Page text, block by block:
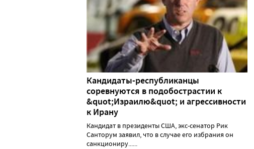
Кандидаты-республиканцы
соревнуются в подобострастии к
&quot;Израилю&quot; и агрессивности
к Ирану
Кандидат в президенты США, экс-сенатор Рик
Санторум заявил, что в случае его избрания он
санкциониру......